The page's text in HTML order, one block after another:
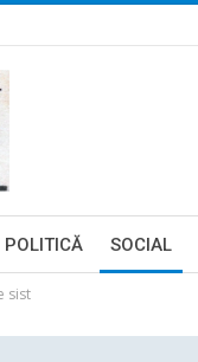
POLITICĂ SOCIAL
sist